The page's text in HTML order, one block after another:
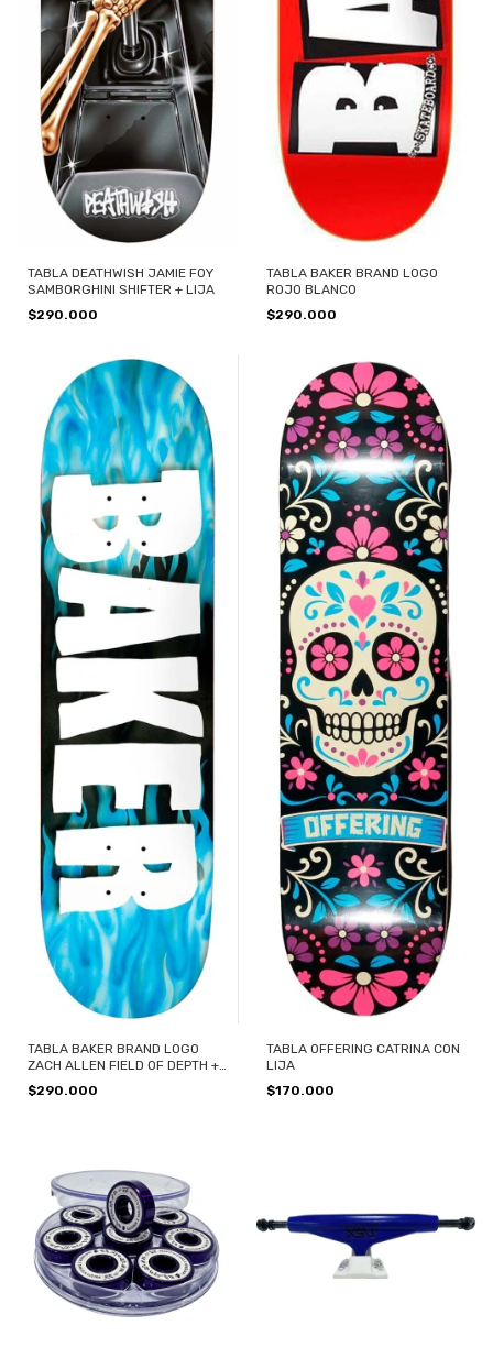
TABLA DEATHWISH JAMIE FOY
SAMBORGHINI SHIFTER + LIJA
$290.000
TABLA BAKER BRAND LOGO
ROJO BLANCO
$290.000
TABLA BAKER BRAND LOGO
ZACH ALLEN FIELD OF DEPTH +
LIJA
$290.000
TABLA OFFERING CATRINA CON
LIJA
$170.000